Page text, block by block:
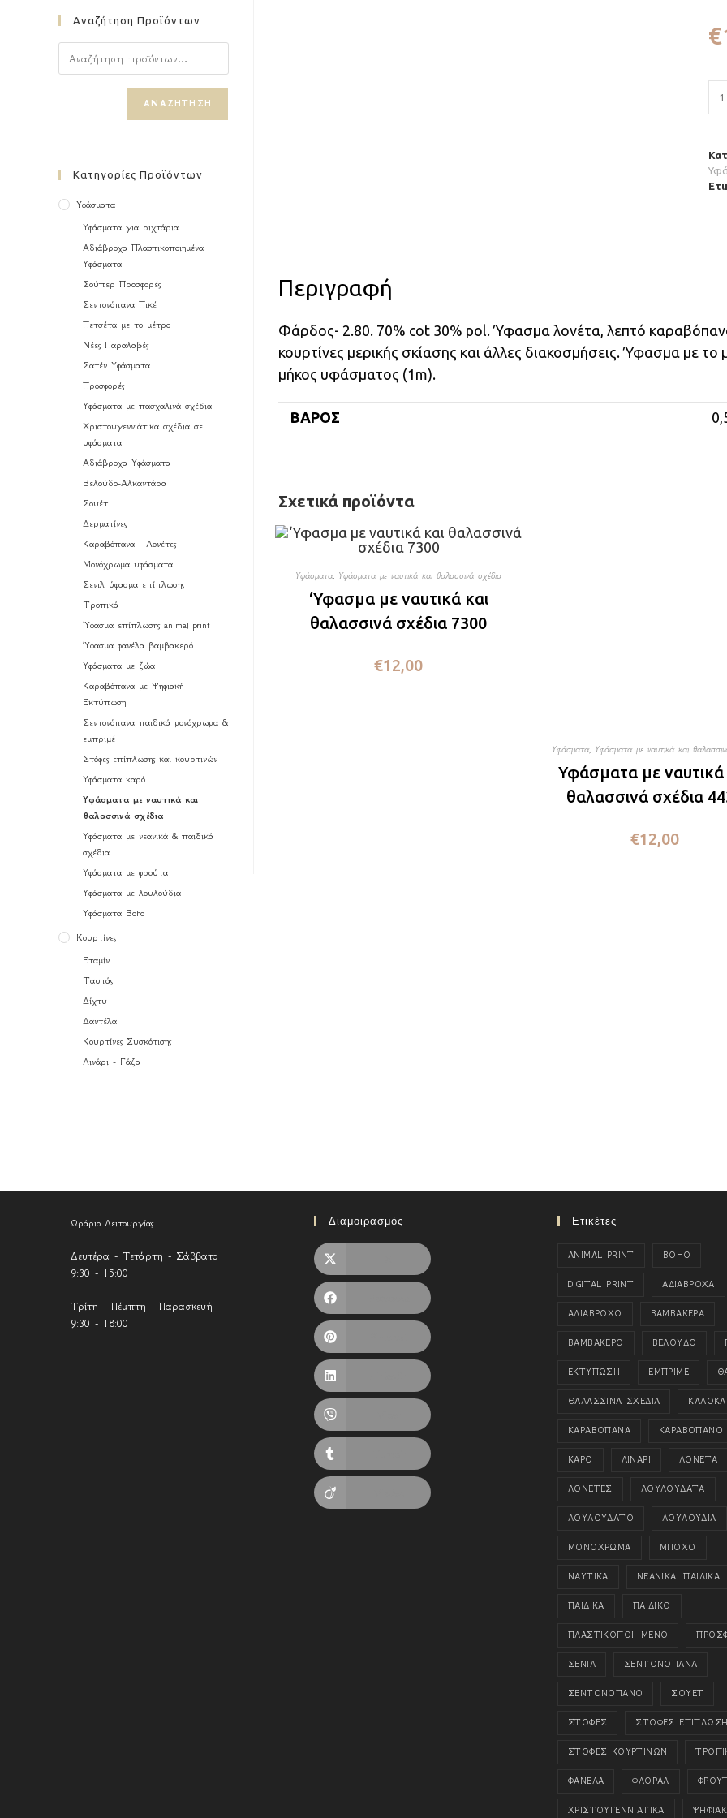
€
Περιγραφή
Φάρδος- 2.80. 70% cot 30% pol. Ύφασμα λονέτα, λεπτό
κουρτίνες μερικής σκίασης και άλλες διακοσμήσεις. Ύφασμα με το
μήκος υφάσματος (1m).
ΒΆΡΟΣ
Σχετικά προϊόντα
Υφάσματα, Υφάσματα με ναυτικά και θαλασσινά σχέδια
‘Υφασμα με ναυτικά και
θαλασσινά σχέδια 7300
€12,00
Υφάσματα, Υφάσματα με ναυτικά και
Υφάσματα με ναυτικά
θαλασσινά σχέδια
€12,00
Αναζήτηση Προϊόντων
ΑΝΑΖΉΤΗΣΗ
Κατηγορίες Προϊόντων
Υφάσματα
Υφάσματα για ριχτάρια
Αδιάβροχα Πλαστικοποιημένα
Υφάσματα
Σούπερ Προσφορές
Σεντονόπανα Πικέ
Πετσέτα με το μέτρο
Νέες Παραλαβές
Σατέν Υφάσματα
Προσφορές
Υφάσματα με πασχαλινά σχέδια
Χριστουγεννιάτικα σχέδια σε
υφάσματα
Αδιάβροχα Υφάσματα
Βελούδο-Αλκαντάρα
Σουέτ
Δερματίνες
Καραβόπανα - Λονέτες
Μονόχρωμα υφάσματα
Σενιλ ύφασμα επίπλωσης
Τροπικά
Ύφασμα επίπλωσης animal print
Ύφασμα φανέλα βαμβακερό
Υφάσματα με ζώα
Καραβόπανα με Ψηφιακή
Εκτύπωση
Σεντονόπανα παιδικά μονόχρωμα &
εμπριμέ
Στόφες επίπλωσης και κουρτινών
Υφάσματα καρό
Υφάσματα με ναυτικά και
θαλασσινά σχέδια
Υφάσματα με νεανικά & παιδικά
σχέδια
Υφάσματα με φρούτα
Υφάσματα με λουλούδια
Υφάσματα Boho
Κουρτίνες
Εταμίν
Ταυτάς
Δίχτυ
Δαντέλα
Κουρτίνες Συσκότισης
Λινάρι - Γάζα
Ωράριο Λειτουργίας
Δευτέρα - Τετάρτη - Σάββατο
9:30 - 15:00
Τρίτη - Πέμπτη - Παρασκευή
9:30 - 18:00
Διαμοιρασμός Ετικέτες
ANIMAL PRINT BOHO
DIGITAL PRINT ΑΔΙΑΒΡΟΧΑ
ΑΔΙΑΒΡΟΧΟ ΒΑΜΒΑΚΕΡΑ
ΒΑΜΒΑΚΕΡΟ ΒΕΛΟΥΔΟ
ΕΚΤΥΠΩΣΗ ΕΜΠΡΙΜΕ
ΘΑΛΑΣΣΙΝΑ ΣΧΕΔΙΑ
ΚΑΡΑΒΟΠΑΝΑ ΚΑΡΑΒΟΠΑΝΟ
ΚΑΡΟ ΛΙΝΑΡΙ ΛΟΝΕΤΑ
ΛΟΝΕΤΕΣ ΛΟΥΛΟΥΔΑΤΑ
ΛΟΥΛΟΥΔΑΤΟ ΛΟΥΛΟΥΔΙΑ
ΜΟΝΟΧΡΩΜΑ ΜΠΟΧΟ
ΝΑΥΤΙΚΑ ΝΕΑΝΙΚΑ. ΠΑΙΔΙΚΑ
ΠΑΙΔΙΚΑ ΠΑΙΔΙΚΟ
ΠΛΑΣΤΙΚΟΠΟΙΗΜΕΝΟ
ΣΕΝΙΛ ΣΕΝΤΟΝΟΠΑΝΑ
ΣΕΝΤΟΝΟΠΑΝΟ ΣΟΥΕΤ
ΣΤΟΦΕΣ ΣΤΟΦΕΣ
ΣΤΟΦΕΣ ΚΟΥΡΤΙΝΩΝ
ΦΑΝΕΛΑ ΦΛΟΡΑΛ
ΧΡΙΣΤΟΥΓΕΝΝΙΑΤΙΚΑ